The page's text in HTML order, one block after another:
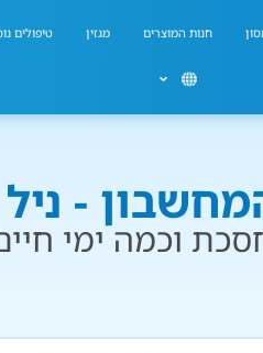
חנות המוצרים מגזין טיפולים
- ניל
וכמה ימי